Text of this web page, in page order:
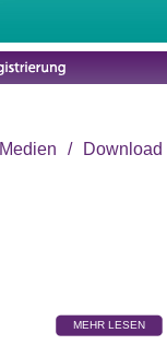
Medien / Download
MEHR LESEN